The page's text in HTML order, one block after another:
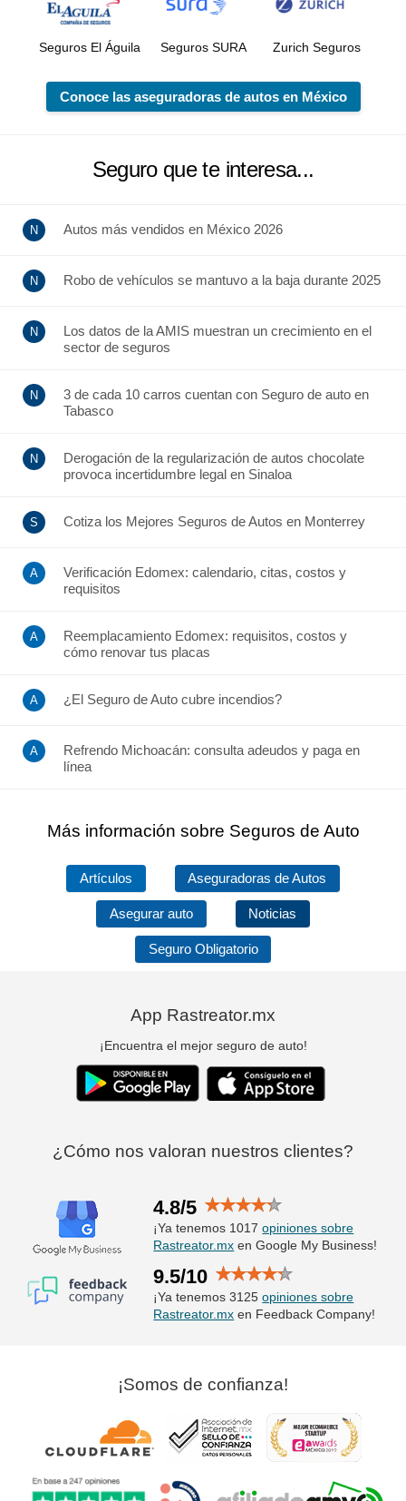
Seguros El Águila Seguros SURA Zurich Seguros
Conoce las aseguradoras de autos en México
Seguro que te interesa...
Autos más vendidos en México 2026
Robo de vehículos se mantuvo a la baja durante 2025
Los datos de la AMIS muestran un crecimiento en el
sector de seguros
3 de cada 10 carros cuentan con Seguro de auto en
Tabasco
Derogación de la regularización de autos chocolate
provoca incertidumbre legal en Sinaloa
Cotiza los Mejores Seguros de Autos en Monterrey
Verificación Edomex: calendario, citas, costos y
requisitos
Reemplacamiento Edomex: requisitos, costos y
cómo renovar tus placas
¿El Seguro de Auto cubre incendios?
Refrendo Michoacán: consulta adeudos y paga en
línea
Más información sobre Seguros de Auto
Artículos Aseguradoras de Autos
Asegurar auto Noticias
Seguro Obligatorio
App Rastreator.mx
¡Encuentra el mejor seguro de auto!
¿Cómo nos valoran nuestros clientes?
4.8/5
¡Ya tenemos 1017opiniones sobre
Rastreator.mx en Google My Business!
9.5/10
¡Ya tenemos 3125opiniones sobre
Rastreator.mx en Feedback Company!
¡Somos de confianza!